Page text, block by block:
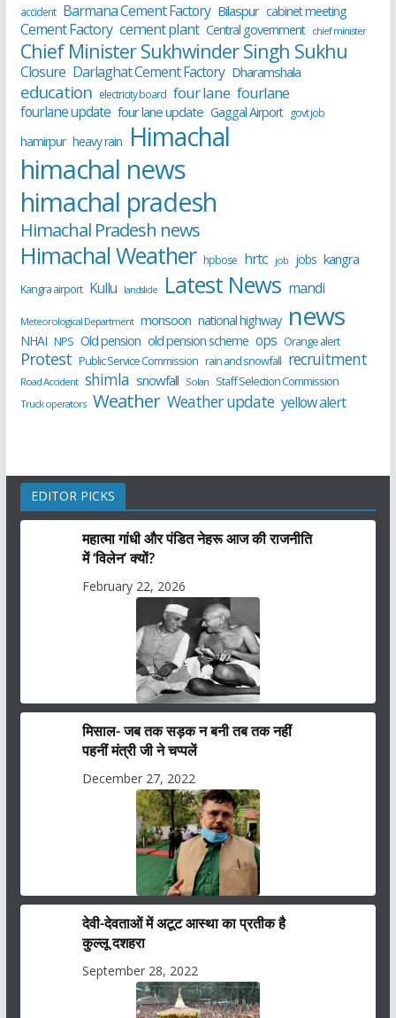
accident Barmana Cement Factory Bilaspur cabinet meeting
Cement Factory cement plant Central government chief minister
Chief Minister Sukhwinder Singh Sukhu
Closure Darlaghat Cement Factory Dharamshala
education electricity board four lane fourlane
fourlane update four lane update Gaggal Airport govt job
hamirpur heavy rain Himachal
himachal news
himachal pradesh
Himachal Pradesh news
Himachal Weather hpbose hrtc job jobs kangra
Kangra airport Kullu landslide Latest News mandi
Meteorological Department monsoon national highway news
NHAI NPS Old pension old pension scheme ops Orange alert
Protest Public Service Commission rain and snowfall recruitment
Road Accident shimla snowfall Solan Staff Selection Commission
Truck operators Weather Weather update yellow alert
EDITOR PICKS
महात्मा गांधी और पंडित नेहरू आज की राजनीति
में ‘विलेन’ क्यों?
February 22, 2026
मिसाल- जब तक सड़क न बनी तब तक नहीं
पहनीं मंत्री जी ने चप्पलें
December 27, 2022
देवी-देवताओं में अटूट आस्था का प्रतीक है
कुल्लू दशहरा
September 28, 2022